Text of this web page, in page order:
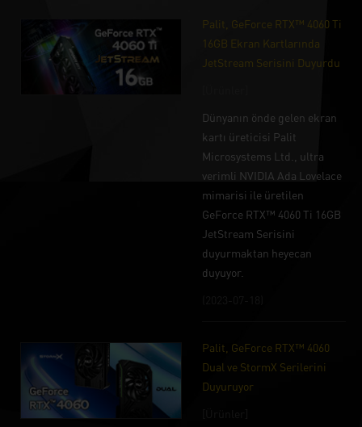
Palit, GeForce RTX™ 4060 Ti
16GB Ekran Kartlarında
JetStream Serisini Duyurdu
Dünyanın önde gelen ekran
kartı üreticisi Palit
Microsystems Ltd., ultra
verimli NVIDIA Ada Lovelace
mimarisi ile üretilen
GeForce RTX™ 4060 Ti 16GB
JetStream Serisini
duyurmaktan heyecan
duyuyor.
Palit, GeForce RTX™ 4060
Dual ve StormX Serilerini
Duyuruyor